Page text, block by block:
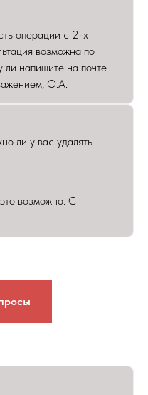
операции с 2-х
возможна по
ли напишите на почте
О.А.
ли у вас удалять
возможно. С